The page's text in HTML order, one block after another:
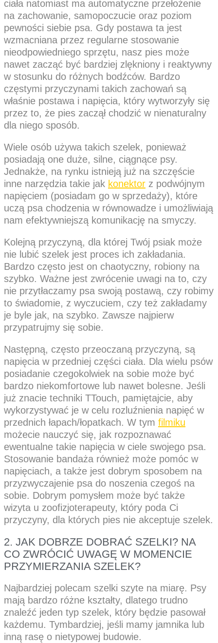
ciała natomiast ma automatyczne przełożenie
na zachowanie, samopoczucie oraz poziom
pewności siebie psa. Gdy postawa ta jest
wzmacniana przez regularne stosowanie
nieodpowiedniego sprzętu, nasz pies może
nawet zacząć być bardziej zlękniony i reaktywny
w stosunku do różnych bodźców. Bardzo
częstymi przyczynami takich zachowań są
właśnie postawa i napięcia, który wytworzyły się
przez to, że pies zaczął chodzić w nienaturalny
dla niego sposób.
Wiele osób używa takich szelek, ponieważ
posiadają one duże, silne, ciągnące psy.
Jednakże, na rynku istnieją już na szczęście
inne narzędzia takie jak konektor z podwójnym
napięciem (posiadam go w sprzedaży), które
uczą psa chodzenia w równowadze i umożliwiają
nam efektywniejszą komunikację na smyczy.
Kolejną przyczyną, dla której Twój psiak może
nie lubić szelek jest proces ich zakładania.
Bardzo często jest on chaotyczny, robiony na
szybko. Ważne jest zwrócenie uwagi na to, czy
nie przytłaczamy psa swoją postawą, czy robimy
to świadomie, z wyczuciem, czy też zakładamy
je byle jak, na szybko. Zawsze najpierw
przypatrujmy się sobie.
Następną, często przeoczaną przyczyną, są
napięcia w przedniej części ciała. Dla wielu psów
posiadanie czegokolwiek na sobie może być
bardzo niekomfortowe lub nawet bolesne. Jeśli
już znacie techniki TTouch, pamiętajcie, aby
wykorzystywać je w celu rozluźnienia napięć w
przednich łapach/łopatkach. W tym filmiku
możecie nauczyć się, jak rozpoznawać
ewentualne takie napięcia w ciele swojego psa.
Stosowanie bandaża również może pomóc w
napięciach, a także jest dobrym sposobem na
przyzwyczajenie psa do noszenia czegoś na
sobie. Dobrym pomysłem może być także
wizyta u zoofizjoterapeuty, który poda Ci
przyczyny, dla których pies nie akceptuje szelek.
2. JAK DOBRZE DOBRAĆ SZELKI? NA
CO ZWRÓCIĆ UWAGĘ W MOMENCIE
PRZYMIERZANIA SZELEK?
Najbardziej polecam szelki szyte na miarę. Psy
mają bardzo różne kształty, dlatego trudno
znaleźć jeden typ szelek, który będzie pasował
każdemu. Tymbardziej, jeśli mamy jamnika lub
inną rasę o nietypowej budowie.